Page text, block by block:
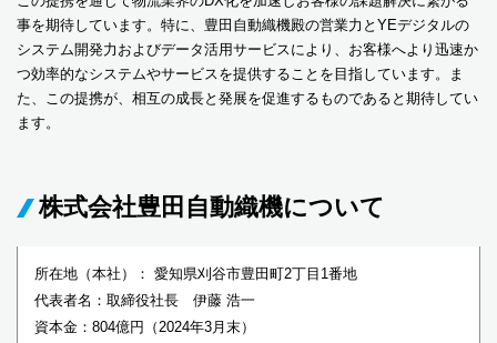
事を期待しています。特に、豊田自動織機殿の営業力とYEデジタルの
システム開発力およびデータ活用サービスにより、お客様へより迅速か
つ効率的なシステムやサービスを提供することを目指しています。ま
た、この提携が、相互の成長と発展を促進するものであると期待してい
ます。
株式会社豊田自動織機について
所在地（本社）： 愛知県刈谷市豊田町2丁目1番地
代表者名：取締役社長 伊藤 浩一
資本金：804億円（2024年3月末）